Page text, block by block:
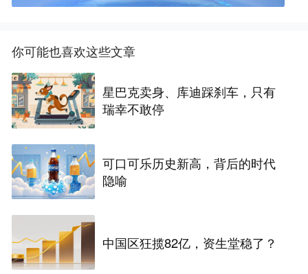
你可能也喜欢这些文章
星巴克卖身、库迪踩刹车，只有
瑞幸不敢停
可口可乐历史新高，背后的时代
隐喻
中国区狂揽82亿，资生堂稳了？